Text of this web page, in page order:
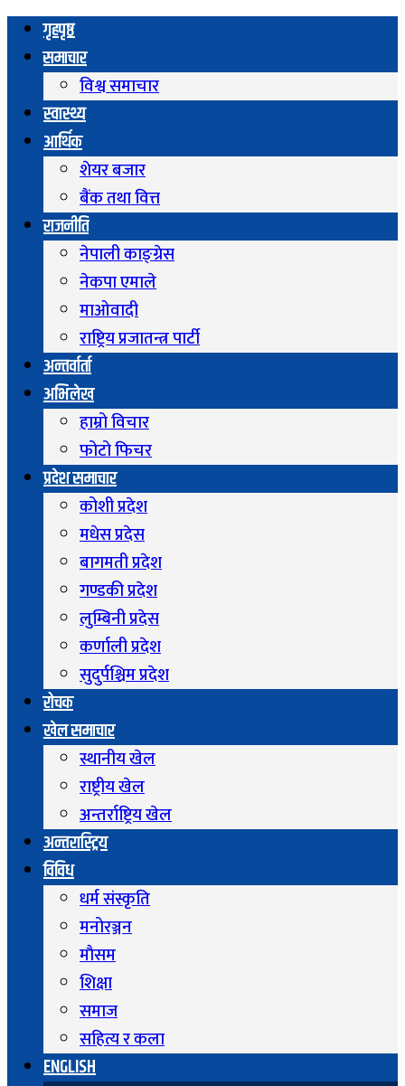
गृहपृष्ठ
समाचार
विश्व समाचार
स्वास्थ्य
आर्थिक
शेयर बजार
बैंक तथा वित्त
राजनीति
नेपाली काङ्ग्रेस
नेकपा एमाले
माओवादी
राष्ट्रिय प्रजातन्त्र पार्टी
अन्तर्वार्ता
अभिलेख
हाम्रो विचार
फोटो फिचर
प्रदेश समाचार
कोशी प्रदेश
मधेस प्रदेस
बागमती प्रदेश
गण्डकी प्रदेश
लुम्बिनी प्रदेस
कर्णाली प्रदेश
सुदुर्पश्चिम प्रदेश
रोचक
खेल समाचार
स्थानीय खेल
राष्ट्रीय खेल
अन्तर्राष्ट्रिय खेल
अन्तरास्ट्रिय
विविध
धर्म संस्कृति
मनोरञ्जन
माैसम
शिक्षा
समाज
सहित्य र कला
ENGLISH